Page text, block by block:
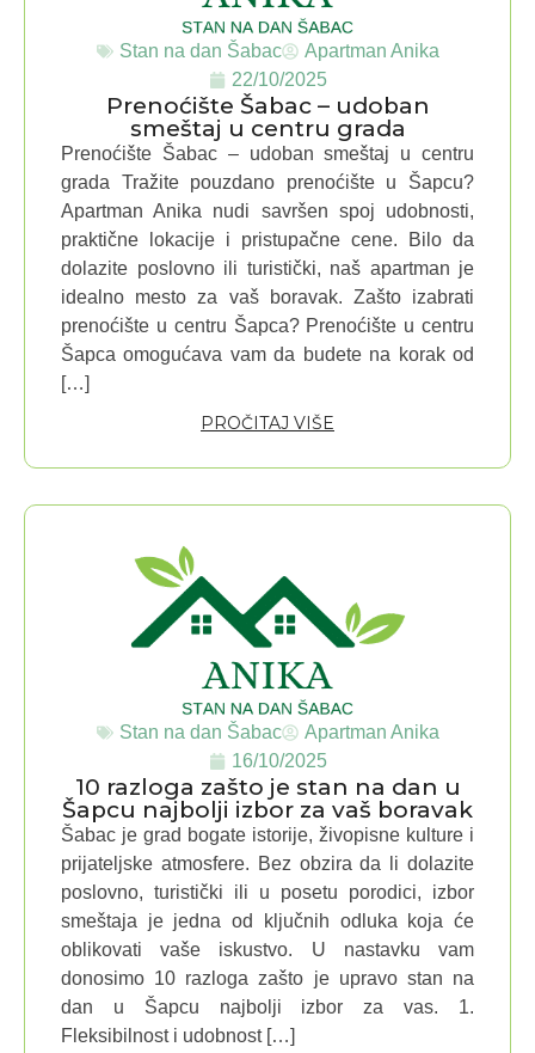
Stan na dan Šabac
Apartman Anika
22/10/2025
Prenoćište Šabac – udoban
smeštaj u centru grada
Prenoćište Šabac – udoban smeštaj u centru
grada Tražite pouzdano prenoćište u Šapcu?
Apartman Anika nudi savršen spoj udobnosti,
praktične lokacije i pristupačne cene. Bilo da
dolazite poslovno ili turistički, naš apartman je
idealno mesto za vaš boravak. Zašto izabrati
prenoćište u centru Šapca? Prenoćište u centru
Šapca omogućava vam da budete na korak od
[…]
PROČITAJ VIŠE
Stan na dan Šabac
Apartman Anika
16/10/2025
10 razloga zašto je stan na dan u
Šapcu najbolji izbor za vaš boravak
Šabac je grad bogate istorije, živopisne kulture i
prijateljske atmosfere. Bez obzira da li dolazite
poslovno, turistički ili u posetu porodici, izbor
smeštaja je jedna od ključnih odluka koja će
oblikovati vaše iskustvo. U nastavku vam
donosimo 10 razloga zašto je upravo stan na
dan u Šapcu najbolji izbor za vas. 1.
Fleksibilnost i udobnost […]